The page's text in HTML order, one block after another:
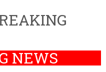
NEWS